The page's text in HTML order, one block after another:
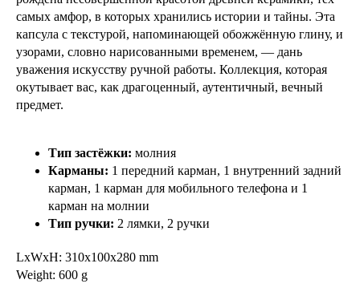
самых амфор, в которых хранились истории и тайны. Эта
капсула с текстурой, напоминающей обожжённую глину, и
узорами, словно нарисованными временем, — дань
уважения искусству ручной работы. Коллекция, которая
окутывает вас, как драгоценный, аутентичный, вечный
предмет.
Тип застёжки: молния
Карманы: 1 передний карман, 1 внутренний задний
карман, 1 карман для мобильного телефона и 1
карман на молнии
Тип ручки: 2 лямки, 2 ручки
LxWxH: 310x100x280 mm
Weight: 600 g